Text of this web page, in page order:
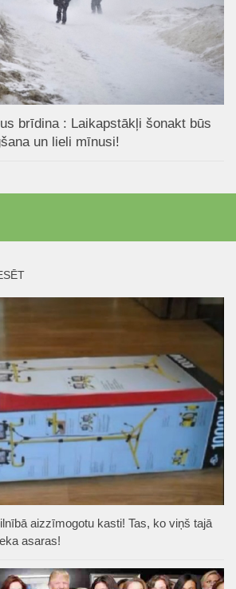
brīdina : Laikapstākļi šonakt būs
un lieli mīnusi!
aizzīmogotu kasti! Tas, ko viņš tajā
asaras!